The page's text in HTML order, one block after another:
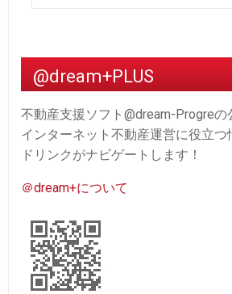
@dream+PLUS
不動産支援ソフト@dream-Progreの
インターネット不動産運営に役立つ
ドリンクがナビゲートします！
＠dream+について